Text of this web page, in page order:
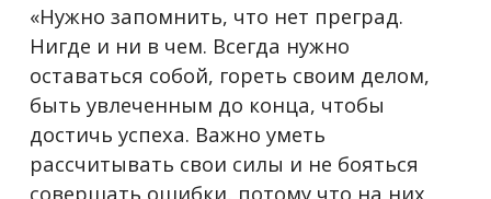
«Нужно запомнить, что нет преград.
Нигде и ни в чем. Всегда нужно
оставаться собой, гореть своим делом,
быть увлеченным до конца, чтобы
достичь успеха. Важно уметь
рассчитывать свои силы и не бояться
совершать ошибки, потому что на них